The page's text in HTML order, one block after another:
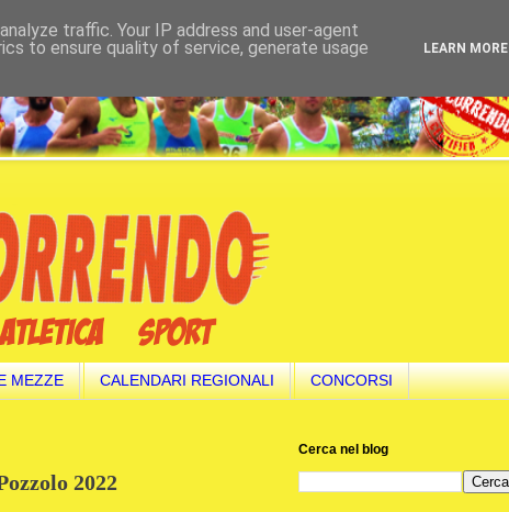
MEZZE CALENDARI REGIONALI CONCORSI
2022
Cerca nel blog
traffic. Your IP address and user-agent
to ensure quality of service, generate usage
LEARN MORE